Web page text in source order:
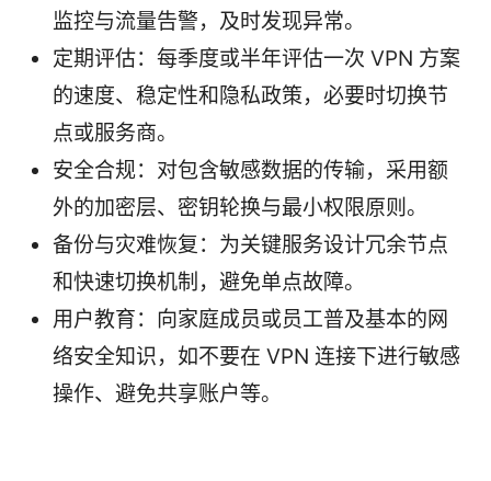
监控与流量告警，及时发现异常。
定期评估：每季度或半年评估一次 VPN 方案
的速度、稳定性和隐私政策，必要时切换节
点或服务商。
安全合规：对包含敏感数据的传输，采用额
外的加密层、密钥轮换与最小权限原则。
备份与灾难恢复：为关键服务设计冗余节点
和快速切换机制，避免单点故障。
用户教育：向家庭成员或员工普及基本的网
络安全知识，如不要在 VPN 连接下进行敏感
操作、避免共享账户等。